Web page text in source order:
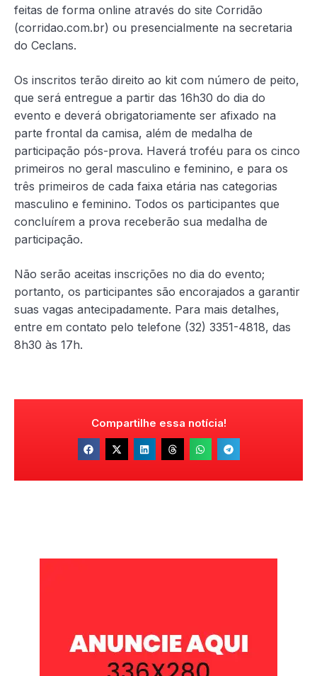
feitas de forma online através do site Corridão
(corridao.com.br) ou presencialmente na secretaria
do Ceclans.
Os inscritos terão direito ao kit com número de peito,
que será entregue a partir das 16h30 do dia do
evento e deverá obrigatoriamente ser afixado na
parte frontal da camisa, além de medalha de
participação pós-prova. Haverá troféu para os cinco
primeiros no geral masculino e feminino, e para os
três primeiros de cada faixa etária nas categorias
masculino e feminino. Todos os participantes que
concluírem a prova receberão sua medalha de
participação.
Não serão aceitas inscrições no dia do evento;
portanto, os participantes são encorajados a garantir
suas vagas antecipadamente. Para mais detalhes,
entre em contato pelo telefone (32) 3351-4818, das
8h30 às 17h.
Compartilhe essa notícia!